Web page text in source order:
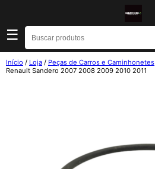
☰
Início / Loja / Peças de Carros e Caminhonetes
Renault Sandero 2007 2008 2009 2010 2011